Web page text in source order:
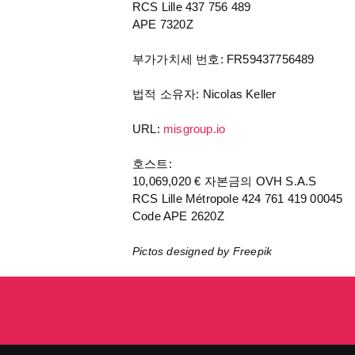
RCS Lille 437 756 489
APE 7320Z
부가가치세 번호: FR59437756489
법적 소유자: Nicolas Keller
URL: misgroup.io
호스트:
10,069,020 € 자본금의 OVH S.A.S
RCS Lille Métropole 424 761 419 00045
Code APE 2620Z
Pictos designed by Freepik